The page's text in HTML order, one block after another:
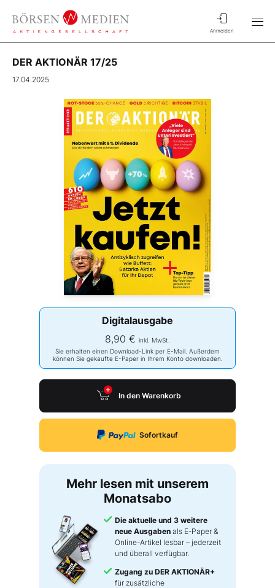
Anmelden
DER AKTIONÄR 17/25
17.04.2025
Digitalausgabe
8,90 € inkl. MwSt.
Sie erhalten einen Download-Link per E-Mail. Außerdem
können Sie gekaufte E-Paper in Ihrem Konto downloaden.
In den Warenkorb
Sofortkauf
Mehr lesen mit unserem
Monatsabo
Die aktuelle und 3 weitere
neue Ausgaben als E-Paper &
Online-Artikel lesbar – jederzeit
und überall verfügbar.
Zugang zu DER AKTIONÄR+
für zusätzliche